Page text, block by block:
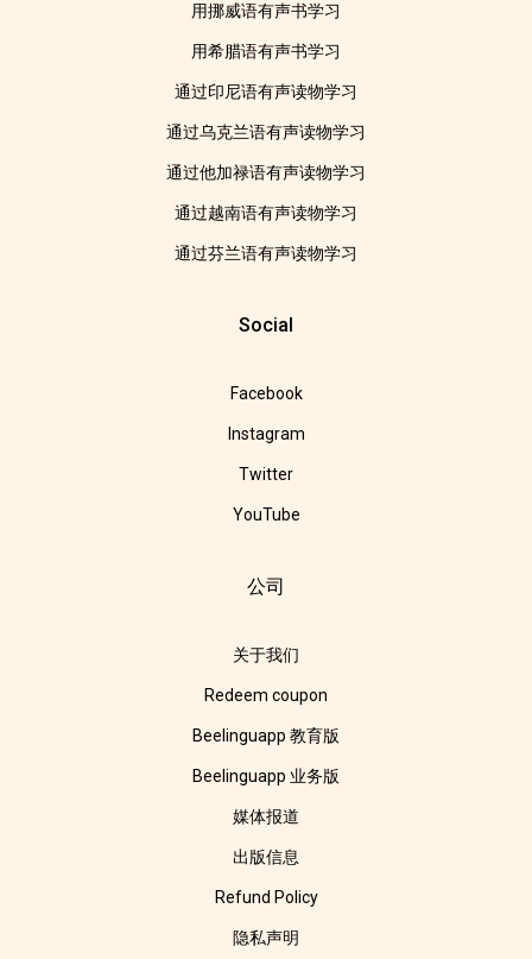
用挪威语有声书学习
用希腊语有声书学习
通过印尼语有声读物学习
通过乌克兰语有声读物学习
通过他加禄语有声读物学习
通过越南语有声读物学习
通过芬兰语有声读物学习
Social
Facebook
Instagram
Twitter
YouTube
公司
关于我们
Redeem coupon
Beelinguapp 教育版
Beelinguapp 业务版
媒体报道
出版信息
Refund Policy
隐私声明